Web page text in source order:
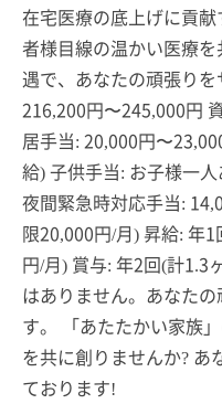
在宅医療の底上げに貢
者様目線の温かい医療
遇で、あなたの頑張り
216,200円〜245,000円
居手当: 20,000円〜
給) 子供手当: お子様一
夜間緊急時対応手当:
限20,000円/月) 昇給: 年
円/月) 賞与: 年2回(計
はありません。あなた
す。 「あたたかい家族
を共に創りませんか? あ
ております!